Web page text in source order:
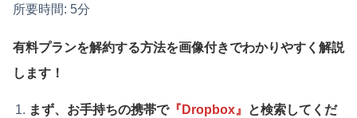
所要時間: 5分
有料プランを解約する方法を画像付きでわかりやすく解説
します！
まず、お手持ちの携帯で『Dropbox』
と検索してくだ